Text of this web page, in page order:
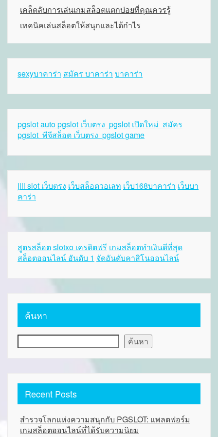
เคล็ดลับการเล่นเกมสล็อตแตกบ่อยที่คุณควรรู้
เทคนิคเล่นสล็อตให้สนุกและได้กำไร
sexyบาคาร่า สมัคร บาคาร่า บาคาร่า
pgslot autopgslot เว็บตรง pgslot เปิดใหม่ สมัคร
pgslot พีจีสล็อต เว็บตรง pgslot game
jili slot เว็บตรง เว็บสล็อตวอเลท เว็บ168บาคาร่า เว็บบา
คาร่า
สูตรสล็อตslotxo เครดิตฟรี เกมสล็อตทำเงินดีที่สุด
สล็อตออนไลน์ อันดับ 1 จัดอันดับคาสิโนออนไลน์
ค้นหา
ค้นหา
Recent Posts
สำรวจโลกแห่งความสนุกกับ PGSLOT: แพลตฟอร์ม
เกมสล็อตออนไลน์ที่ได้รับความนิยม